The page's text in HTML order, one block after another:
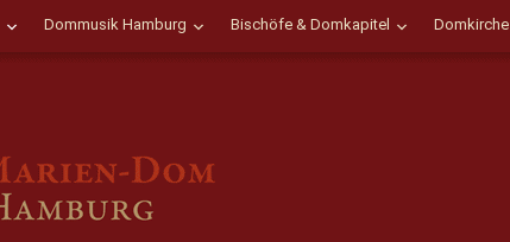
Dommusik Hamburg Bischöfe & Domkapitel Domkirche